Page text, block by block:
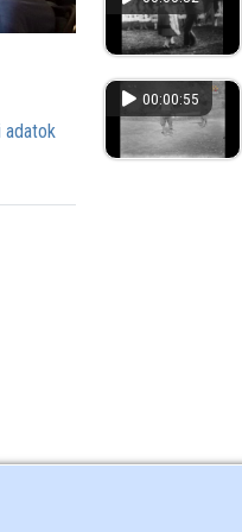
adatok
00:00:55